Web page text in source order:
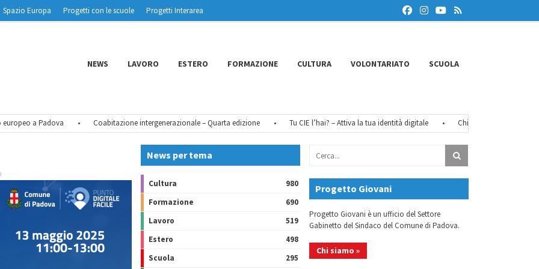
Spazio Europa Progetti con le scuole
Progetti Interarea
NEWS LAVORO ESTERO FORMAZIONE CULTURA VOLONTARIATO SCUOLA
a Padova Coabitazione intergenerazionale – Quarta edizione • Tu CIE l’hai? – Attiva la tua identità digitale • Chiusure estive 2026
News per tema
Cultura
980
Formazione
690
Lavoro
519
Estero
498
Scuola
295
Progetto Giovani
Progetto Giovani è un ufficio del Settore
Gabinetto del Sindaco del Comune di Padova.
Chi siamo »